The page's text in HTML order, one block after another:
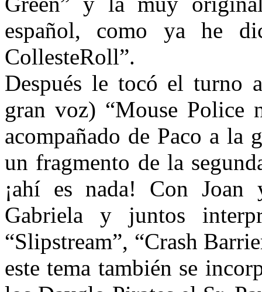
español, como ya he
CollesteRoll”.
Después le tocó el turno
gran voz) “Mouse Police
acompañado de Paco a la
un fragmento de la
¡ahí es nada! Con
Gabriela y juntos
“Slipstream”, “Crash
este tema también se